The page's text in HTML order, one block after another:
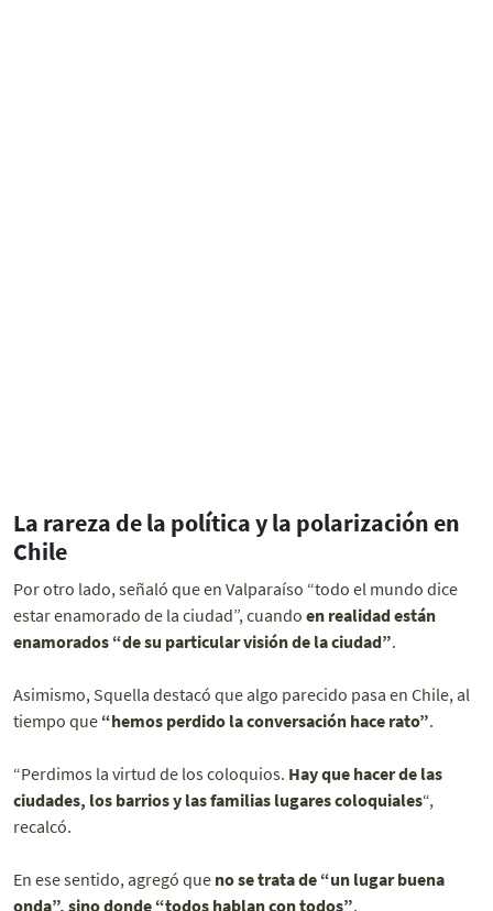
La rareza de la política y la polarización en
Chile
Por otro lado, señaló que en Valparaíso “todo el mundo dice
estar enamorado de la ciudad”, cuando en realidad están
enamorados “de su particular visión de la ciudad”.
Asimismo, Squella destacó que algo parecido pasa en Chile, al
tiempo que “hemos perdido la conversación hace rato”.
“Perdimos la virtud de los coloquios. Hay que hacer de las
ciudades, los barrios y las familias lugares coloquiales“,
recalcó.
En ese sentido, agregó que no se trata de “un lugar buena
onda”, sino donde “todos hablan con todos”.